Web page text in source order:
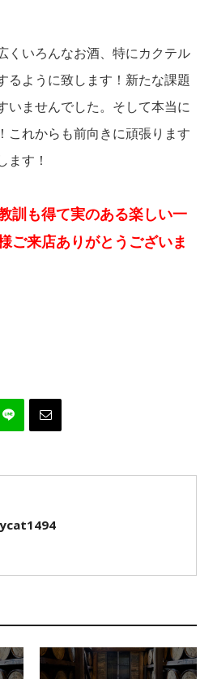
くいろんなお酒、特にカクテル
るように致します！新たな課題
いませんでした。そして本当に
これからも前向きに頑張ります
ます！
訓も得て実のある楽しい一
ご来店ありがとうございま